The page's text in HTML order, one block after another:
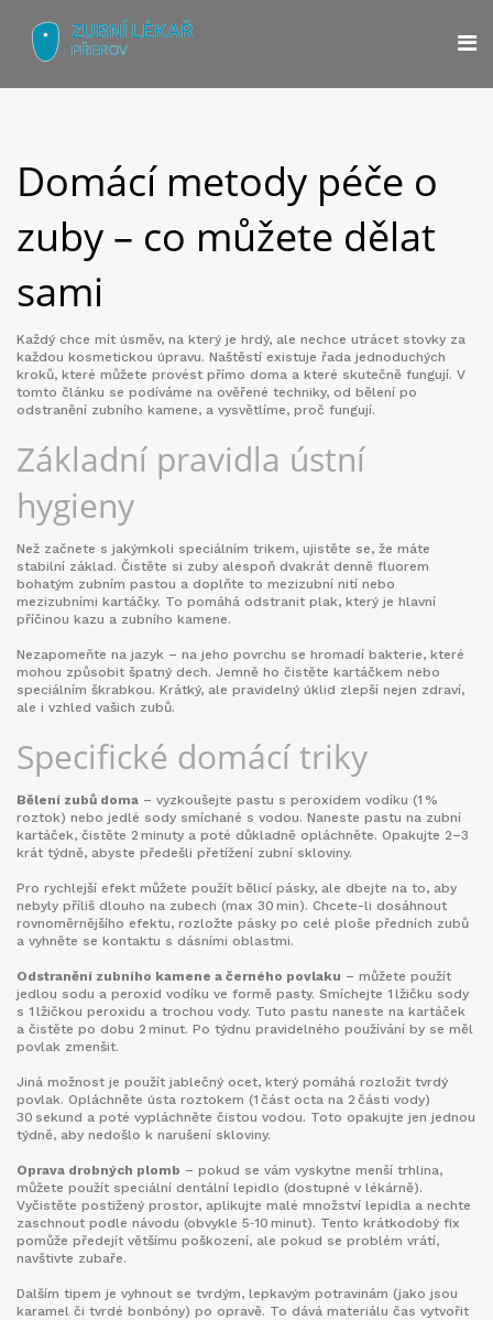
Domácí metody péče o
zuby – co můžete dělat
sami
Každý chce mít úsměv, na který je hrdý, ale nechce utrácet stovky za
každou kosmetickou úpravu. Naštěstí existuje řada jednoduchých
kroků, které můžete provést přímo doma a které skutečně fungují. V
tomto článku se podíváme na ověřené techniky, od bělení po
odstranění zubního kamene, a vysvětlíme, proč fungují.
Základní pravidla ústní
hygieny
Než začnete s jakýmkoli speciálním trikem, ujistěte se, že máte
stabilní základ. Čistěte si zuby alespoň dvakrát denně fluorem
bohatým zubním pastou a doplňte to mezizubní nití nebo
mezizubními kartáčky. To pomáhá odstranit plak, který je hlavní
příčinou kazu a zubního kamene.
Nezapomeňte na jazyk – na jeho povrchu se hromadí bakterie, které
mohou způsobit špatný dech. Jemně ho čistěte kartáčkem nebo
speciálním škrabkou. Krátký, ale pravidelný úklid zlepší nejen zdraví,
ale i vzhled vašich zubů.
Specifické domácí triky
Bělení zubů doma – vyzkoušejte pastu s peroxidem vodíku (1 %
roztok) nebo jedlé sody smíchané s vodou. Naneste pastu na zubní
kartáček, čistěte 2 minuty a poté důkladně opláchněte. Opakujte 2–3
krát týdně, abyste předešli přetížení zubní skloviny.
Pro rychlejší efekt můžete použít bělicí pásky, ale dbejte na to, aby
nebyly příliš dlouho na zubech (max 30 min). Chcete-li dosáhnout
rovnoměrnějšího efektu, rozložte pásky po celé ploše předních zubů
a vyhněte se kontaktu s dásními oblastmi.
Odstranění zubního kamene a černého povlaku – můžete použít
jedlou sodu a peroxid vodíku ve formě pasty. Smíchejte 1 lžičku sody
s 1 lžičkou peroxidu a trochou vody. Tuto pastu naneste na kartáček
a čistěte po dobu 2 minut. Po týdnu pravidelného používání by se měl
povlak zmenšit.
Jiná možnost je použít jablečný ocet, který pomáhá rozložit tvrdý
povlak. Opláchněte ústa roztokem (1 část octa na 2 části vody)
30 sekund a poté vypláchněte čistou vodou. Toto opakujte jen jednou
týdně, aby nedošlo k narušení skloviny.
Oprava drobných plomb – pokud se vám vyskytne menší trhlina,
můžete použít speciální dentální lepidlo (dostupné v lékárně).
Vyčistěte postižený prostor, aplikujte malé množství lepidla a nechte
zaschnout podle návodu (obvykle 5‑10 minut). Tento krátkodobý fix
pomůže předejít většímu poškození, ale pokud se problém vrátí,
navštivte zubaře.
Dalším tipem je vyhnout se tvrdým, lepkavým potravinám (jako jsou
karamel či tvrdé bonbóny) po opravě. To dává materiálu čas vytvořit